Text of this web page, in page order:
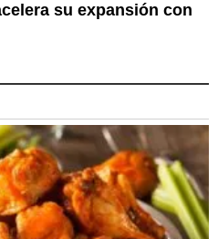
su expansión con